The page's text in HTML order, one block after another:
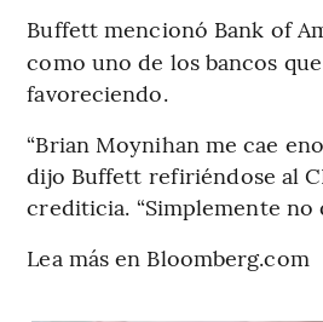
Buffett mencionó Bank of
como uno de los bancos
favoreciendo.
“Brian Moynihan me cae
dijo Buffett refiriéndose al
crediticia. “Simplemente no
Lea más en Bloomberg.com